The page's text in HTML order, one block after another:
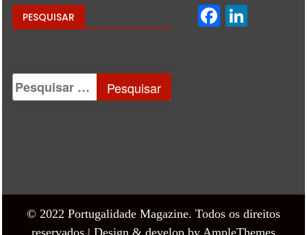
PESQUISAR
© 2022 Portugalidade Magazine. Todos os direitos